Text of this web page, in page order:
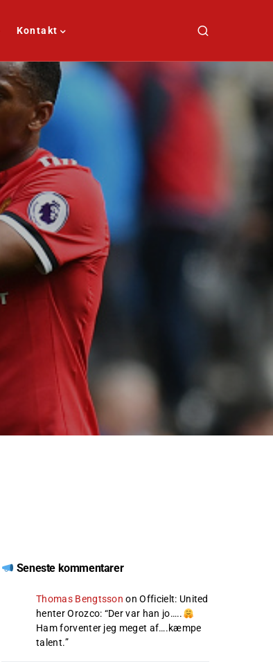
Kontakt
Seneste kommentarer
Thomas Bengtsson onOfficielt: United
henter Orozco: “Der var han jo…..
Ham forventer jeg meget af….kæmpe
talent.”